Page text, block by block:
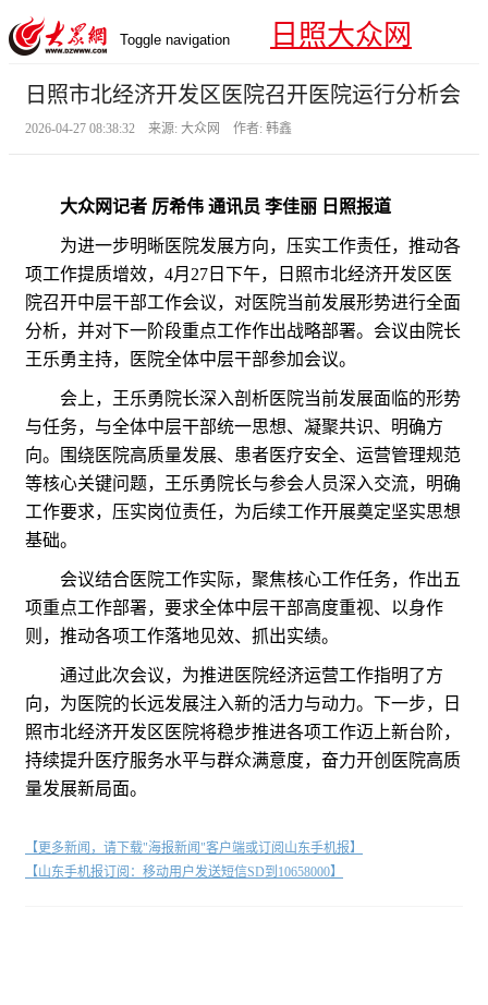
Toggle navigation 日照大众网
日照市北经济开发区医院召开医院运行分析会
2026-04-27 08:38:32 来源: 大众网 作者: 韩鑫
大众网记者 厉希伟 通讯员 李佳丽 日照报道
为进一步明晰医院发展方向，压实工作责任，推动各
项工作提质增效，4月27日下午，日照市北经济开发区医
院召开中层干部工作会议，对医院当前发展形势进行全面
分析，并对下一阶段重点工作作出战略部署。会议由院长
王乐勇主持，医院全体中层干部参加会议。
会上，王乐勇院长深入剖析医院当前发展面临的形势
与任务，与全体中层干部统一思想、凝聚共识、明确方
向。围绕医院高质量发展、患者医疗安全、运营管理规范
等核心关键问题，王乐勇院长与参会人员深入交流，明确
工作要求，压实岗位责任，为后续工作开展奠定坚实思想
基础。
会议结合医院工作实际，聚焦核心工作任务，作出五
项重点工作部署，要求全体中层干部高度重视、以身作
则，推动各项工作落地见效、抓出实绩。
通过此次会议，为推进医院经济运营工作指明了方
向，为医院的长远发展注入新的活力与动力。下一步，日
照市北经济开发区医院将稳步推进各项工作迈上新台阶，
持续提升医疗服务水平与群众满意度，奋力开创医院高质
量发展新局面。
【更多新闻，请下载"海报新闻"客户端或订阅山东手机报】
【山东手机报订阅：移动用户发送短信SD到10658000】